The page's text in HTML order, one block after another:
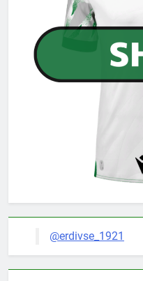
@erdivse_1921